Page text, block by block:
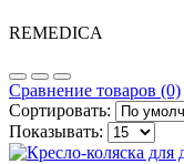
REMEDICA
Сравнение товаров (0)
Сортировать:
Показывать: